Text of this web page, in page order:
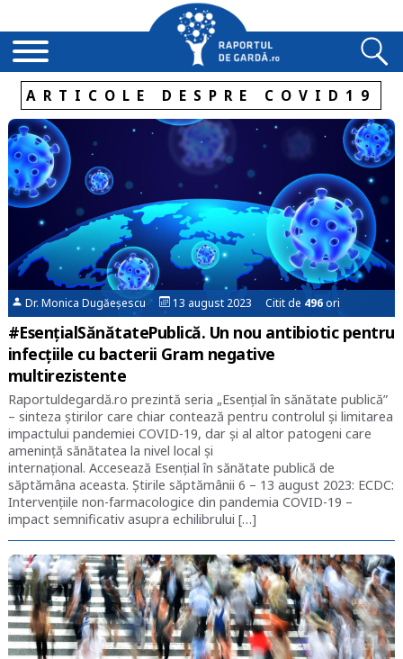
ARTICOLE DESPRE COVID19
Dr. Monica Dugăeșescu 13 august 2023 Citit de 496ori
#EsențialSănătatePublică. Un nou antibiotic pentru
infecţiile cu bacterii Gram negative
multirezistente
Raportuldegardă.ro prezintă seria „Esențial în sănătate publică”
– sinteza știrilor care chiar contează pentru controlul și limitarea
impactului pandemiei COVID-19, dar și al altor patogeni care
amenință sănătatea la nivel local și
internațional. Accesează Esențial în sănătate publică de
săptămâna aceasta. Știrile săptămânii 6 – 13 august 2023: ECDC:
Intervenţiile non-farmacologice din pandemia COVID-19 –
impact semnificativ asupra echilibrului […]